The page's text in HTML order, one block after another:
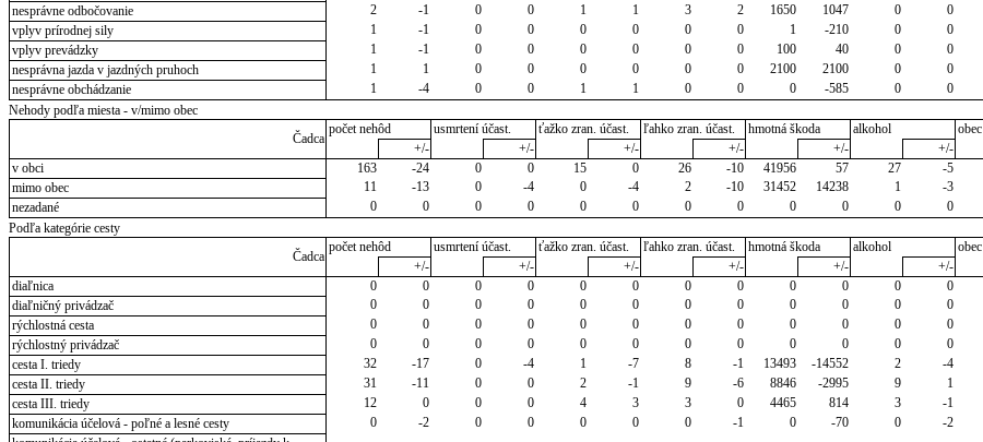
nesprávne odbočovanie
2 -1 0 0 1 1 3 2 1650 1047 0 0
vplyv prírodnej sily
1 -1 0 0 0 0 0 0 1 -210 0 0
vplyv prevádzky
1 -1 0 0 0 0 0 0 100 40 0 0
nesprávna jazda v jazdných pruhoch
1 1 0 0 0 0 0 0 2100 2100 0 0
nesprávne obchádzanie
1 -4 0 0 1 1 0 0 0 -585 0 0
Nehody podľa miesta - v/mimo obec
Čadca
počet nehôd usmrtení účast. ťažko zran. účast. ľahko zran. účast. hmotná škoda alkohol
obec
+/-
+/- +/- +/- +/- +/-
v obci
163 -24 0 0 15 0 26 -10 41956 57 27 -5
mimo obec
11 -13 0 -4 0 -4 2 -10 31452 14238 1 -3
nezadané
0 0 0 0 0 0 0 0 0 0 0 0
Podľa kategórie cesty
Čadca
počet nehôd usmrtení účast. ťažko zran. účast. ľahko zran. účast. hmotná škoda alkohol
obec
+/-
+/- +/- +/- +/- +/-
diaľnica
0 0 0 0 0 0 0 0 0 0 0 0
diaľničný privádzač
0 0 0 0 0 0 0 0 0 0 0 0
rýchlostná cesta
0 0 0 0 0 0 0 0 0 0 0 0
rýchlostný privádzač
0 0 0 0 0 0 0 0 0 0 0 0
cesta I. triedy
32 -17 0 -4 1 -7 8 -1 13493 -14552 2 -4
cesta II. triedy
31 -11 0 0 2 -1 9 -6 8846 -2995 9 1
cesta III. triedy
12 0 0 0 4 3 3 0 4465 814 3 -1
komunikácia účelová - poľné a lesné cesty
0 -2 0 0 0 0 0 -1 0 -70 0 -2